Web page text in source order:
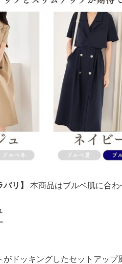
リ】
本商品はブルベ肌に合
がドッキングしたセットアップ